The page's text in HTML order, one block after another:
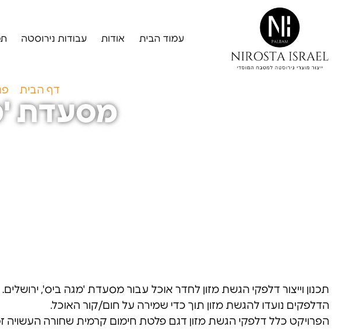
עמוד הבית אודות עבודות נירוסטה
דף הבית
מסעדת
תכנון וייצור דלפקי הגשת מזון לחדר אוכל עבור מסעדת 'מגה ביס', ירושלים.
הדלפקים נועדו להגשת מזון תוך כדי שמירה על חום/קור האוכל.
הפרויקט כלל דלפקי הגשת מזון דגם פלטת חימום קרמית שחורה העשויה